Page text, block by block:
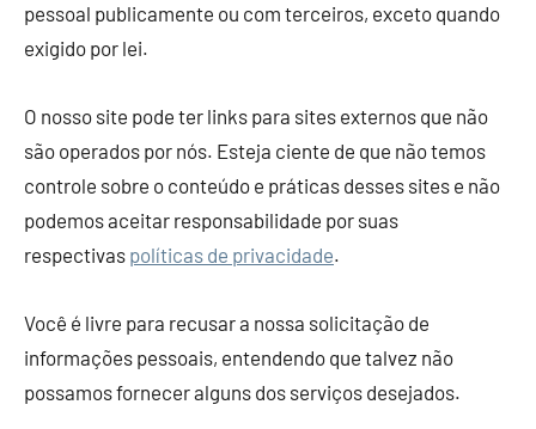
pessoal publicamente ou com terceiros, exceto quando
exigido por lei.
O nosso site pode ter links para sites externos que não
são operados por nós. Esteja ciente de que não temos
controle sobre o conteúdo e práticas desses sites e não
podemos aceitar responsabilidade por suas
respectivas políticas de privacidade.
Você é livre para recusar a nossa solicitação de
informações pessoais, entendendo que talvez não
possamos fornecer alguns dos serviços desejados.